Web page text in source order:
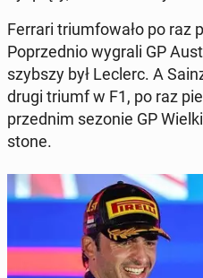
Ferrari trium­fo­wa­ło po raz
Po­przed­nio wygrali GP
szyb­szy był Leclerc. A
drugi triumf w F1, po raz
przed­nim sezonie GP
sto­ne.